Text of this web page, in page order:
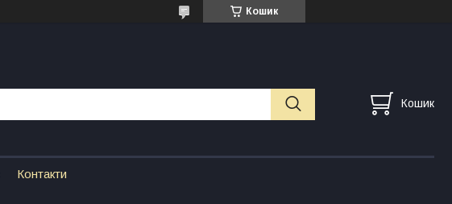
Кошик
Кошик
Контакти